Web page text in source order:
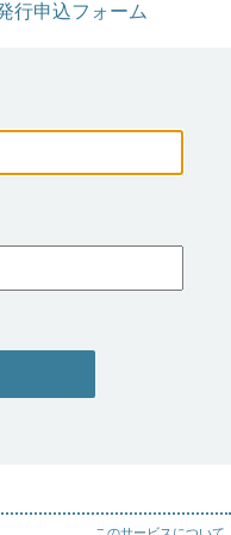
行申込フォーム